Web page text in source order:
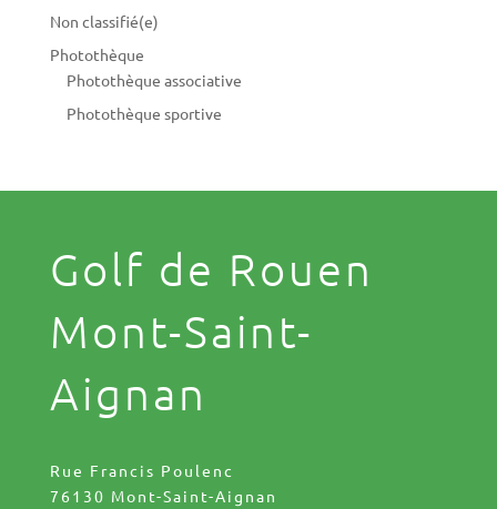
Non classifié(e)
Photothèque
Photothèque associative
Photothèque sportive
Golf de Rouen
Mont-Saint-
Aignan
Rue Francis Poulenc
76130 Mont-Saint-Aignan